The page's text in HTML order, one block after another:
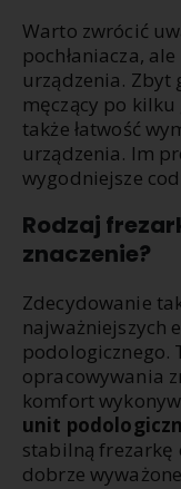
Warto zwrócić
pochłaniacza,
urządzenia. Zbyt
męczący po
także łatwość
urządzenia. Im
wygodniejsze
Rodzaj
znaczenie?
Zdecydowanie
najważniejszych
podologicznego.
opracowywania
komfort
unit
stabilną frezarkę
dobrze